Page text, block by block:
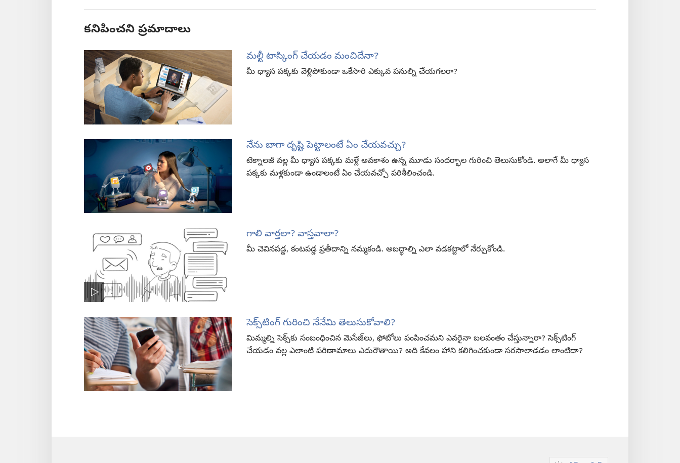
కనిపించని ప్రమాదాలు
మల్టీ టాస్కింగ్‌ చేయడం మంచిదేనా?
మీ ధ్యాస పక్కకు వెళ్లిపోకుండా ఒకేసారి ఎక్కువ పనుల్ని చేయగలరా?
నేను బాగా దృష్టి పెట్టాలంటే ఏం చేయవచ్చు?
టెక్నాలజీ వల్ల మీ ధ్యాస పక్కకు మళ్లే అవకాశం ఉన్న మూడు సందర్భాల గురించి తెలుసుకోండి. అలాగే మీ ధ్యాస
పక్కకు మళ్లకుండా ఉండాలంటే ఏం చేయవచ్చో పరిశీలించండి.
గాలి వార్తలా? వాస్తవాలా?
మీ చెవినపడ్డ, కంటపడ్డ ప్రతీదాన్ని నమ్మకండి. అబద్ధాల్ని ఎలా వడకట్టాలో నేర్చుకోండి.
సెక్స్‌టింగ్‌ గురించి నేనేమి తెలుసుకోవాలి?
మిమ్మల్ని సెక్స్‌కు సంబంధించిన మెసేజ్‌లు, ఫోటోలు పంపించమని ఎవరైనా బలవంతం చేస్తున్నారా? సెక్స్‌టింగ్‌
చేయడం వల్ల ఎలాంటి పరిణామాలు ఎదురౌతాయి? అది కేవలం హాని కలిగించకుండా సరసాలాడడం లాంటిదా?